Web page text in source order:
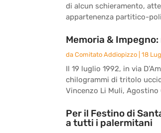
di alcun schieramento,
appartenenza partitico-
Memoria &
da Comitato Addiopizzo 18
Il 19 luglio 1992, in via
chilogrammi di tritolo
Vincenzo Li Muli, Agostino
Per il Festino di
a tutti i palermitani